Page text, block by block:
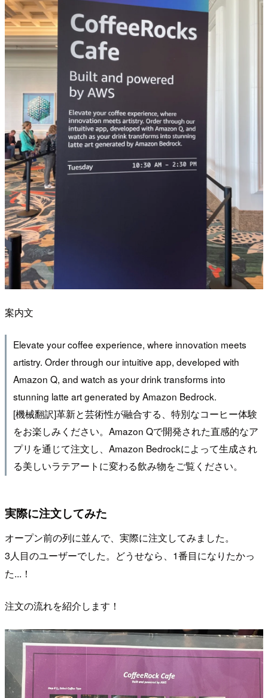
案内文
Elevate your coffee experience, where innovation meets
artistry. Order through our intuitive app, developed with
Amazon Q, and watch as your drink transforms into
stunning latte art generated by Amazon Bedrock.
[機械翻訳]革新と芸術性が融合する、特別なコーヒー体験
をお楽しみください。Amazon Qで開発された直感的なア
プリを通じて注文し、Amazon Bedrockによって生成され
る美しいラテアートに変わる飲み物をご覧ください。
実際に注文してみた
オープン前の列に並んで、実際に注文してみました。
3人目のユーザーでした。どうせなら、1番目になりたかっ
た...！
注文の流れを紹介します！